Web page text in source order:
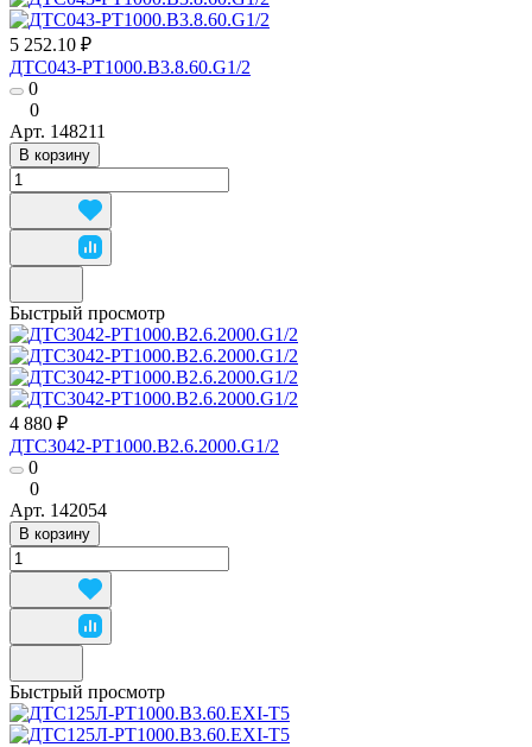
5 252.10 ₽
ДТС043-РТ1000.В3.8.60.G1/2
0
0
Арт. 148211
В корзину
Быстрый просмотр
4 880 ₽
ДТС3042-РТ1000.В2.6.2000.G1/2
0
0
Арт. 142054
В корзину
Быстрый просмотр